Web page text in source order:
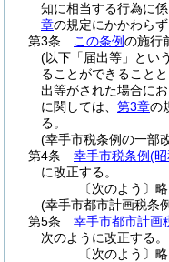
知に相当する行為に
章の規定にかかわら
第3条
この条例の施行
(以下「届出等」とい
ることができること
出等がされた場合に
に関しては、 第3章の
る。
(幸手市税条例の一部
第4条
幸手市税条例(
に改正する。
〔次のよう〕略
(幸手市都市計画税条
第5条
幸手市都市計画
次のように改正する。
〔次のよう〕略